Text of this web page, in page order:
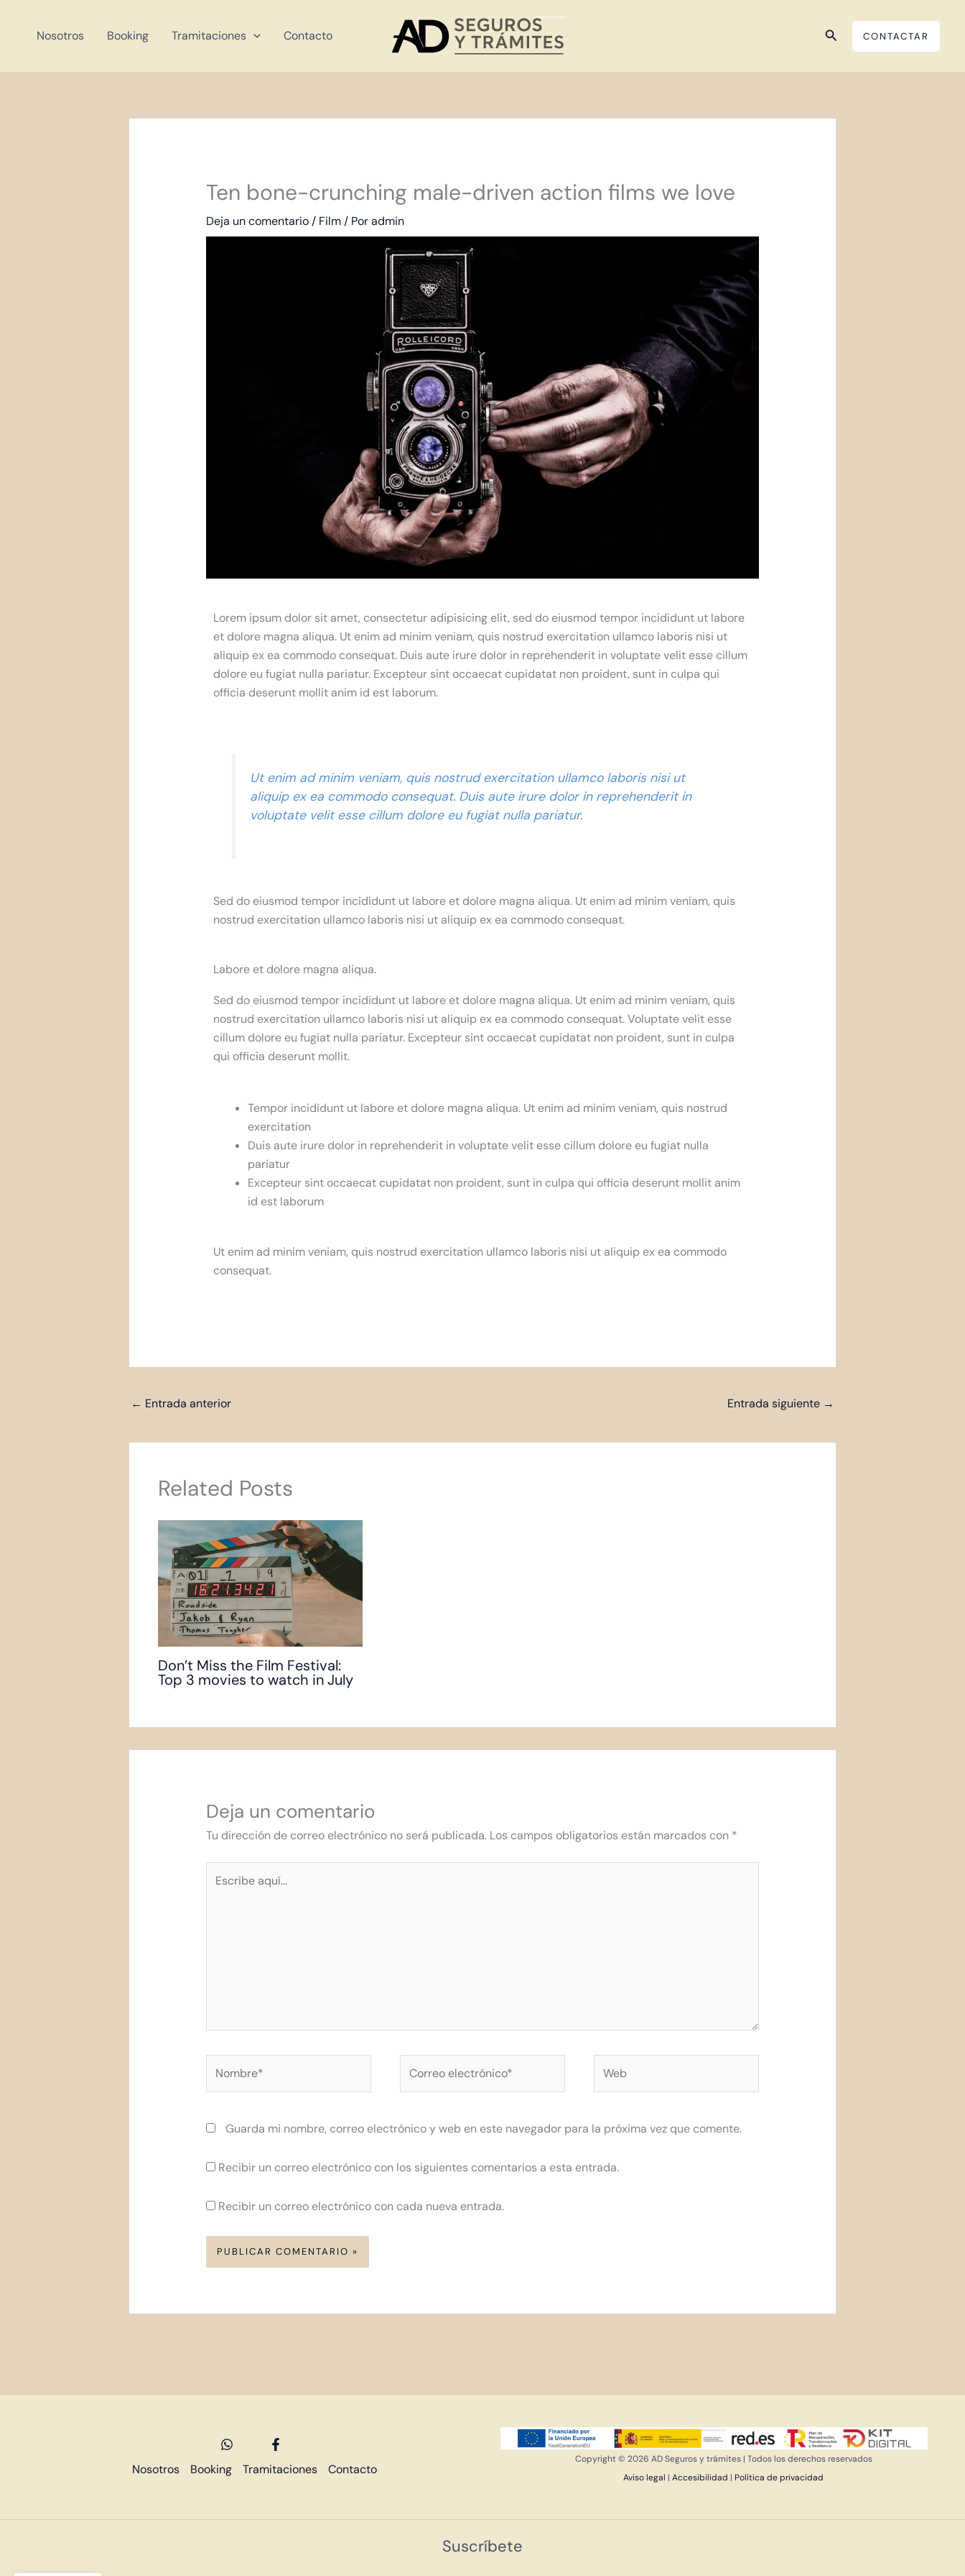
Nosotros Booking Tramitaciones Contacto BuscarCONTACTAR
Ten bone-crunching male-driven action films we love
Deja un comentario / Film/ Poradmin
Lorem ipsum dolor sit amet, consectetur adipisicing elit, sed do eiusmod tempor incididunt ut labore
et dolore magna aliqua. Ut enim ad minim veniam, quis nostrud exercitation ullamco laboris nisi ut
aliquip ex ea commodo consequat. Duis aute irure dolor in reprehenderit in voluptate velit esse cillum
dolore eu fugiat nulla pariatur. Excepteur sint occaecat cupidatat non proident, sunt in culpa qui
officia deserunt mollit anim id est laborum.
Ut enim ad minim veniam, quis nostrud exercitation ullamco laboris nisi ut
aliquip ex ea commodo consequat. Duis aute irure dolor in reprehenderit in
voluptate velit esse cillum dolore eu fugiat nulla pariatur.
Sed do eiusmod tempor incididunt ut labore et dolore magna aliqua. Ut enim ad minim veniam, quis
nostrud exercitation ullamco laboris nisi ut aliquip ex ea commodo consequat.
Labore et dolore magna aliqua.
Sed do eiusmod tempor incididunt ut labore et dolore magna aliqua. Ut enim ad minim veniam, quis
nostrud exercitation ullamco laboris nisi ut aliquip ex ea commodo consequat. Voluptate velit esse
cillum dolore eu fugiat nulla pariatur. Excepteur sint occaecat cupidatat non proident, sunt in culpa
qui officia deserunt mollit.
Tempor incididunt ut labore et dolore magna aliqua. Ut enim ad minim veniam, quis nostrud
exercitation
Duis aute irure dolor in reprehenderit in voluptate velit esse cillum dolore eu fugiat nulla
pariatur
Excepteur sint occaecat cupidatat non proident, sunt in culpa qui officia deserunt mollit anim
id est laborum
Ut enim ad minim veniam, quis nostrud exercitation ullamco laboris nisi ut aliquip ex ea commodo
consequat.
← Entrada anterior Entrada siguiente →
Related Posts
Don’t Miss the Film Festival:
Top 3 movies to watch in July
Deja un comentario
Tu dirección de correo electrónico no será publicada. Los campos obligatorios están marcados con *
aquí...
electrónico*
Guarda mi nombre, correo electrónico y web en este navegador para la próxima vez que comente.
Recibir un correo electrónico con los siguientes comentarios a esta entrada.
Recibir un correo electrónico con cada nueva entrada.
Nosotros Booking Tramitaciones Contacto
Copyright © 2026 AD Seguros y trámites | Todos los derechos reservados
Aviso legal | Accesibilidad | Política de privacidad
Suscríbete